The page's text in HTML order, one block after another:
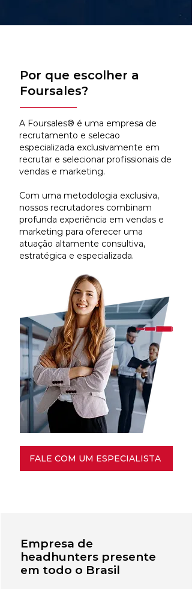
Por que escolher a
Foursales?
A Foursales® é uma empresa de
recrutamento e selecao
especializada exclusivamente em
recrutar e selecionar profissionais de
vendas e marketing.
Com uma metodologia exclusiva,
nossos recrutadores combinam
profunda experiência em vendas e
marketing para oferecer uma
atuação altamente consultiva,
estratégica e especializada.
FALE COM UM ESPECIALISTA
Empresa de
headhunters presente
em todo o Brasil